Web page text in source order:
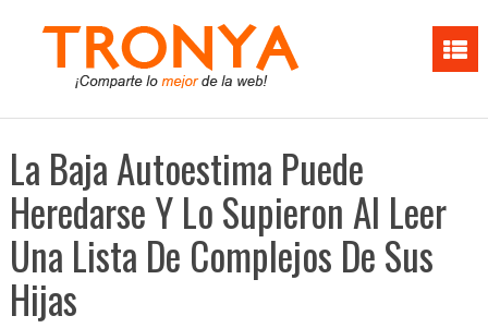
La Baja Autoestima Puede
Heredarse Y Lo Supieron Al Leer
Una Lista De Complejos De Sus
Hijas